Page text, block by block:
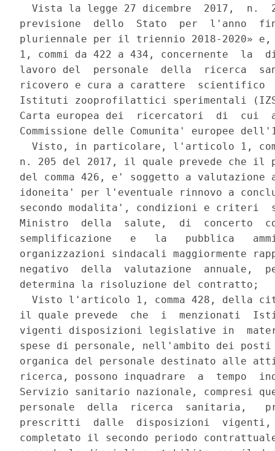
Vista la legge 27 dicembre  2017,  n.
previsione  dello  Stato  per  l'anno
pluriennale per il triennio 2018-2020»
1, commi da 422 a 434, concernente
lavoro del  personale  della  ricerca
ricovero e cura a carattere  scientifico
Istituti zooprofilattici sperimentali
Carta europea dei  ricercatori  di  cui
Commissione delle Comunita' europee
Visto, in particolare, l'articolo 1,
n. 205 del 2017, il quale prevede che il
del comma 426, e' soggetto a
idoneita' per l'eventuale rinnovo a
secondo modalita', condizioni e
Ministro  della  salute,  di  concerto
semplificazione   e   la   pubblica
organizzazioni sindacali maggiormente
negativo  della  valutazione  annuale,
determina la risoluzione del contratto;
Visto l'articolo 1, comma 428, della
il quale prevede  che  i  menzionati
vigenti disposizioni legislative in
spese di personale, nell'ambito dei posti
organica del personale destinato alle
ricerca, possono inquadrare  a  tempo
Servizio sanitario nazionale, compresi
personale  della  ricerca  sanitaria,
prescritti  dalle  disposizioni  vigenti,
completato il secondo periodo